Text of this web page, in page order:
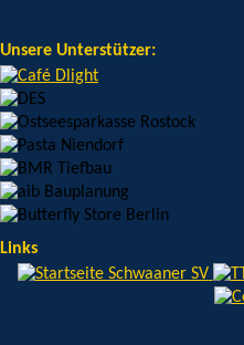
Unsere Unterstützer:
Links